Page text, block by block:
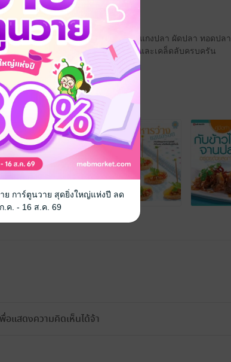
ละนานาชาติมากมาย ทั้งจานต้มปลา แกงปลา ผัดปลา ทอดปลา
งซีอิ๊ว สเต๊กปลา เป็นต้น ซึ่งมีความรู้และเคล็ดลับครบครัน
อแสดงความคิดเห็นได้จ้า
ย การ์ตูนวาย สุดยิ่งใหญ่แห่งปี ลด
.ค. - 16 ส.ค. 69